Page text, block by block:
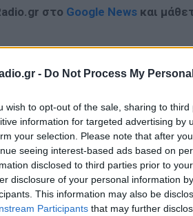
- Do Not Process My
wish to opt-out of the sale, sharing to
information for targeted advertising by
your selection. Please note that after
seeing interest-based ads based on
disclosed to third parties prior to
disclosure of your personal information
This information may also be
Participants that may further
στο Google News και
Τα νέα της ημέρας και ότι
και στο Instagram
ΔΙΑΦΗΜΙΣΗ